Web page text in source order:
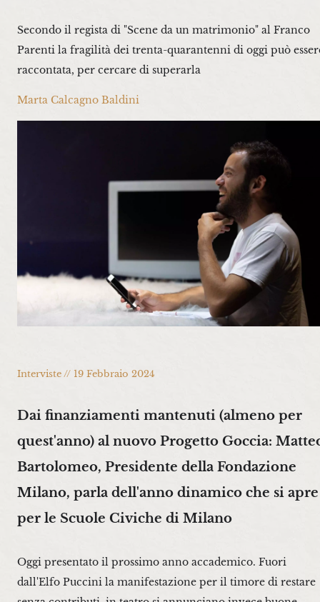
Secondo il regista di "Scene da un matrimonio" al Franco
Parenti la fragilità dei trenta-quarantenni di oggi può
raccontata, per cercare di superarla
Marta Calcagno Baldini
Dai finanziamenti mantenuti (almeno per
quest'anno) al nuovo Progetto Goccia:
Bartolomeo, Presidente della Fondazione
Milano, parla dell'anno dinamico che si apre
per le Scuole Civiche di Milano
Oggi presentato il prossimo anno accademico. Fuori
dall'Elfo Puccini la manifestazione per il timore di restare
Interviste // 19 Febbraio 2024